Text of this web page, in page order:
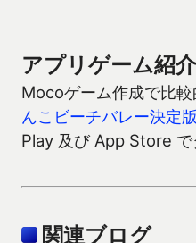
アプリゲーム紹介
Mocoゲーム作成で比
んこビーチバレー決定版
Play 及び App Store で
関連ブログ